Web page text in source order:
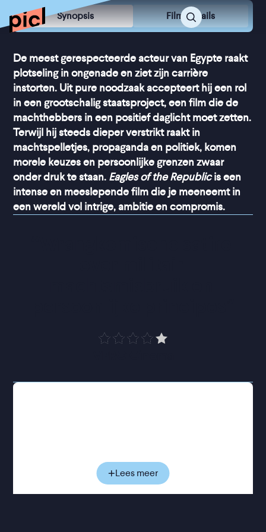
Synopsis Film Details
De meest gerespecteerde acteur van Egypte raakt
plotseling in ongenade en ziet zijn carrière
instorten. Uit pure noodzaak accepteert hij een rol
in een grootschalig staatsproject, een film die de
machthebbers in een positief daglicht moet zetten.
Terwijl hij steeds dieper verstrikt raakt in
machtspelletjes, propaganda en politiek, komen
morele keuzes en persoonlijke grenzen zwaar
onder druk te staan. Eagles of the Republicis een
intense en meeslepende film die je meeneemt in
een wereld vol intrige, ambitie en compromis.
Wat voor acteur George Fahmy leek op een
consequenties heeft. George's privé- en
professioneel leven beginnen door elkaar heen te
lopen. De twijfel groeit, wantrouwen sluipt binnen
Lees meer